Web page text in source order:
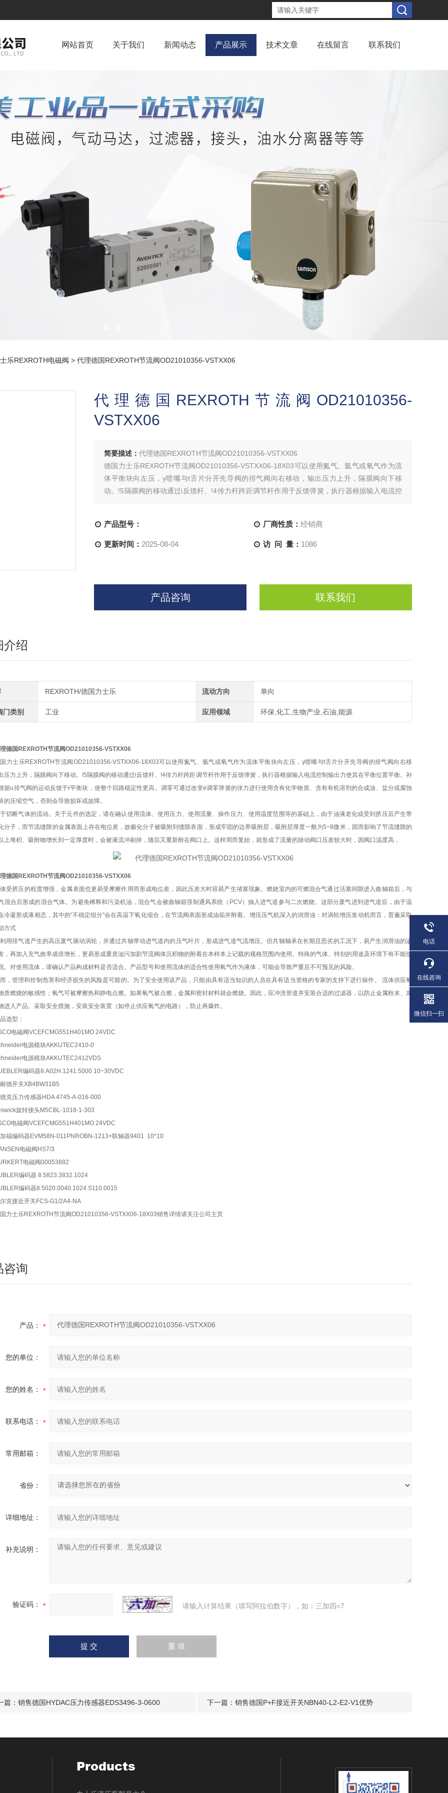
网站首页 关于我们 新闻动态 产品展示 技术文章 在线留言 联系我们
乐REXROTH电磁阀 > 代理德国REXROTH节流阀OD21010356-VSTXX06
代理德国REXROTH节流阀OD21010356-
VSTXX06
简要描述： 代理德国REXROTH节流阀OD21010356-VSTXX06
德国力士乐REXROTH节流阀OD21010356-VSTXX06-18X03可以使用氮气、氩气或氧气作为流
体平衡块向左压，y喷嘴与t舌片分开先导阀的排气阀向右移动，输出压力上升，隔膜阀向下移
动。!5隔膜阀的移动通过i反馈杆、!4传力杆跨距调节杆作用于反馈弹簧，执行器根据输入电流控
产品型号： 厂商性质： 经销商
更新时间： 2025-08-04 访 问 量： 1086
产品咨询 联系我们
介绍
REXROTH/德国力士乐 流动方向 单向
门类别 工业 应用领域 环保,化工,生物产业,石油,能源
德国REXROTH节流阀OD21010356-VSTXX06
力士乐REXROTH节流阀OD21010356-VSTXX06-18X03可以使用氮气、氩气或氧气作为流体平衡块向左压，y喷嘴与t舌片分开先导阀的排气阀向右移
压力上升，隔膜阀向下移动。!5隔膜阀的移动通过i反馈杆、!4传力杆跨距调节杆作用于反馈弹簧，执行器根据输入电流控制输出力使其在平衡位置平衡。补
据u排气阀的运动反馈于r平衡块，使整个回路稳定性更高。调零可通过改变e调零弹簧的张力进行使用含有化学物质、含有有机溶剂的合成油、盐分或腐蚀
的压缩空气，否则会导致损坏或故障。
切断气体的流动。关于元件的选定，请在确认使用流体、使用压力、使用流量、操作压力、使用温度范围等的基础上，由于油液老化或受到挤压后产生带
分子，而节流缝隙的金属表面上存在电位差，故极化分子被吸附到缝隙表面，形成牢固的边界吸附层，吸附层厚度一般为5~8微米，因而影响了节流缝隙的
上堆积、吸附物增长到一定厚度时，会被液流冲刷掉，随后又重新附在阀口上。这样周而复始，就形成了流量的脉动阀口压差较大时，因阀口温度高，
德国REXROTH节流阀OD21010356-VSTXX06
受挤压的程度增强，金属表面也更易受摩擦作用而形成电位差，因此压差大时容易产生堵塞现象。燃烧室内的可燃混合气通过活塞间隙进入曲轴箱后，与
混合后形成的混合气体。为避免稀释和污染机油，混合气会被曲轴箱强制通风系统（PCV）抽入进气道参与二次燃烧。这部分废气进到进气道后，由于温
冷凝形成液相态，其中的“不稳定组分"会在高温下氧化缩合，在节流阀表面形成油垢并附着。增压压气机深入的润滑油：对涡轮增压发动机而言，普遍采取
方式
用排气道产生的高压废气驱动涡轮，并通过共轴带动进气道内的压气叶片，形成进气道气流增压。但共轴轴承在长期且恶劣的工况下，易产生润滑油的渗
，再加入充气效率成倍增长，更易形成重质油污加剧节流阀体沉积物的附着在本样本上记载的规格范围内使用。特殊的气体、特别的用途及环境下有不能使
。对使用流体，请确认产品构成材料是否适合。产品型号和使用流体的适合性使用氧气作为液体，可能会导致严重且不可预见的风险。
，管理和控制危害和经济损失的风险是可能的。为了安全使用该产品，只能由具有适当知识的人员在具有适当资格的专家的支持下进行操作。 流体供应氧
质燃烧的敏感性；氧气可被摩擦热和静电点燃。如果氧气被点燃，金属和密封材料就会燃烧。因此，应冲洗管道并安装合适的过滤器，以防止金属粉末、灰
进入产品。采取安全措施，安装安全装置（如停止供应氧气的电路），防止再爆炸。
选型：
电磁阀VCEFCMG551H401MO 24VDC
电源模块AKKUTEC2410-0
电源模块AKKUTEC2412VDS
编码器8.A02H.1241.5000 10~30VDC
德开关XB4BW31B5
克压力传感器HDA 4745-A-016-000
旋转接头M5CBL-1018-1-303
电磁阀VCEFCMG551H401MO 24VDC
福编码器EVM58N-011PNROBN-1213+联轴器9401 10*10
电磁阀HS7/3
电磁阀00053882
编码器 8.5823.3832.1024
编码器8.5020.0040.1024.S110.0015
克接近开关FCS-G1/2A4-NA
力士乐REXROTH节流阀OD21010356-VSTXX06-18X03销售详情请关注公司主页
咨询
产品：
您的单位：
您的姓名：
联系电话：
常用邮箱：
省份：
详细地址：
补充说明：
验证码： 请输入计算结果（填写阿拉伯数字），如：三加四=7
篇： 销售德国HYDAC压力传感器EDS3496-3-0600 下一篇： 销售德国P+F接近开关NBN40-L2-E2-V1优势
Products
电话
在线咨询
微信扫一扫